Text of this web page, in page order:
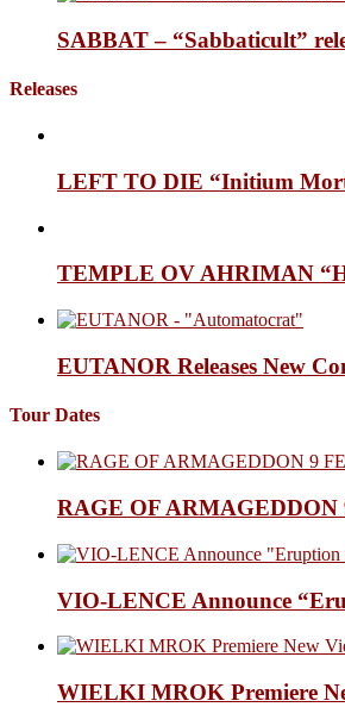
SABBAT – “Sabbaticult”
Releases
LEFT TO DIE “Initium
TEMPLE OV AHRIMAN
EUTANOR Releases New
Tour Dates
RAGE OF ARMAGEDDON
VIO-LENCE Announce
WIELKI MROK Premiere